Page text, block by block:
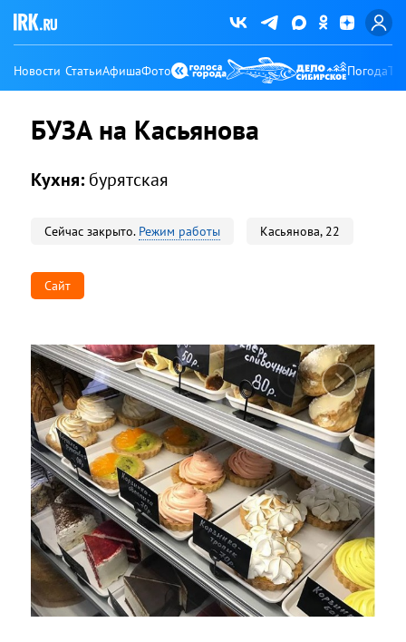
Новости СтатьиАфишаФото Погода
БУЗА на Касьянова
Кухня: бурятская
Сейчас закрыто. Режим работы Касьянова, 22
Сайт